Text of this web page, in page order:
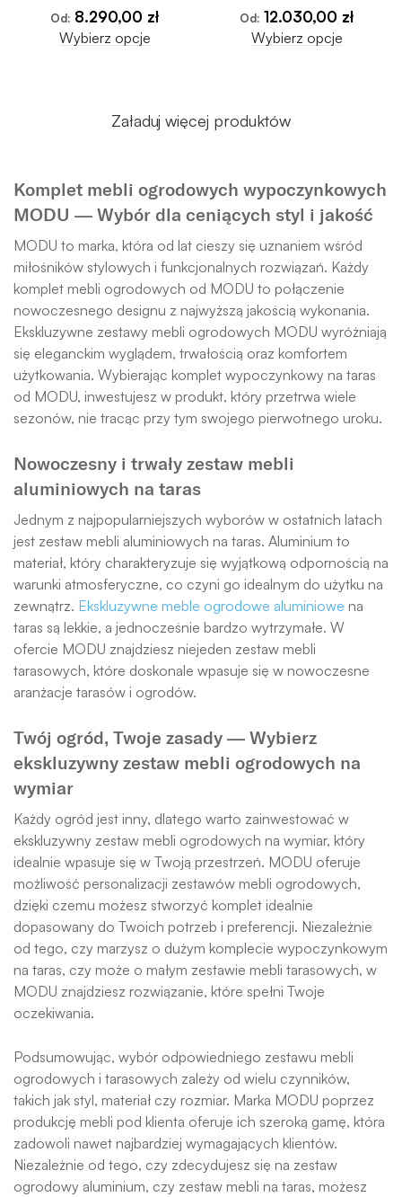
Od: 8.290,00 zł
Wybierz opcje
Od: 12.030,00 zł
Wybierz opcje
Załaduj więcej produktów
Komplet mebli ogrodowych wypoczynkowych
MODU — Wybór dla ceniących styl i jakość
MODU to marka, która od lat cieszy się uznaniem wśród
miłośników stylowych i funkcjonalnych rozwiązań. Każdy
komplet mebli ogrodowych od MODU to połączenie
nowoczesnego designu z najwyższą jakością wykonania.
Ekskluzywne zestawy mebli ogrodowych MODU wyróżniają
się eleganckim wyglądem, trwałością oraz komfortem
użytkowania. Wybierając komplet wypoczynkowy na taras
od MODU, inwestujesz w produkt, który przetrwa wiele
sezonów, nie tracąc przy tym swojego pierwotnego uroku.
Nowoczesny i trwały zestaw mebli
aluminiowych na taras
Jednym z najpopularniejszych wyborów w ostatnich latach
jest zestaw mebli aluminiowych na taras. Aluminium to
materiał, który charakteryzuje się wyjątkową odpornością na
warunki atmosferyczne, co czyni go idealnym do użytku na
zewnątrz. Ekskluzywne meble ogrodowe aluminiowe na
taras są lekkie, a jednocześnie bardzo wytrzymałe. W
ofercie MODU znajdziesz niejeden zestaw mebli
tarasowych, które doskonale wpasuje się w nowoczesne
aranżacje tarasów i ogrodów.
Twój ogród, Twoje zasady — Wybierz
ekskluzywny zestaw mebli ogrodowych na
wymiar
Każdy ogród jest inny, dlatego warto zainwestować w
ekskluzywny zestaw mebli ogrodowych na wymiar, który
idealnie wpasuje się w Twoją przestrzeń. MODU oferuje
możliwość personalizacji zestawów mebli ogrodowych,
dzięki czemu możesz stworzyć komplet idealnie
dopasowany do Twoich potrzeb i preferencji. Niezależnie
od tego, czy marzysz o dużym komplecie wypoczynkowym
na taras, czy może o małym zestawie mebli tarasowych, w
MODU znajdziesz rozwiązanie, które spełni Twoje
oczekiwania.
Podsumowując, wybór odpowiedniego zestawu mebli
ogrodowych i tarasowych zależy od wielu czynników,
takich jak styl, materiał czy rozmiar. Marka MODU poprzez
produkcję mebli pod klienta oferuje ich szeroką gamę, która
zadowoli nawet najbardziej wymagających klientów.
Niezależnie od tego, czy zdecydujesz się na zestaw
ogrodowy aluminium, czy zestaw mebli na taras, możesz